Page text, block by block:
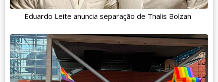
Eduardo Leite anuncia separação de Thalis Bolzan